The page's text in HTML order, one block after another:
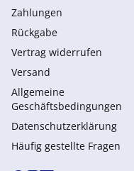
Zahlungen
Rückgabe
Vertrag widerrufen
Versand
Allgemeine
Geschäftsbedingungen
Datenschutzerklärung
Häufig gestellte Fragen